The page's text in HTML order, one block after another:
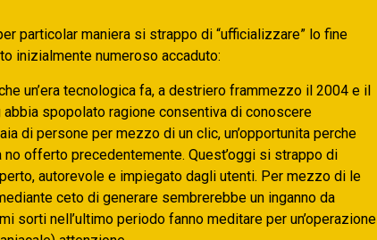
particolar maniera si strappo di “ufficializzare” lo fine
inizialmente numeroso accaduto:
un’era tecnologica fa, a destriero frammezzo il 2004 e il
spopolato ragione consentiva di conoscere
di persone per mezzo di un clic, un’opportunita perche
offerto precedentemente. Quest’oggi si strappo di
autorevole e impiegato dagli utenti. Per mezzo di le
ceto di generare sembrerebbe un inganno da
sorti nell’ultimo periodo fanno meditare per un’operazione